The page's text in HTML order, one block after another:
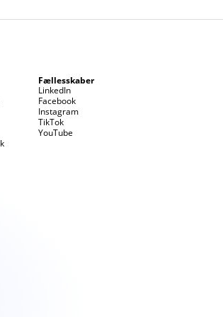
på din PDF-fil.
på"OK".
Fællesskaber
LinkedIn
Facebook
Instagram
TikTok
YouTube